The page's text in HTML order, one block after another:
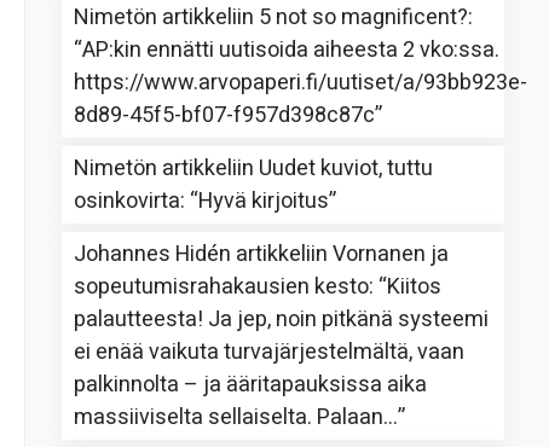
Nimetön artikkeliin 5 not so magnificent?:
“AP:kin ennätti uutisoida aiheesta 2 vko:ssa.
https://www.arvopaperi.fi/uutiset/a/93bb923e-
8d89-45f5-bf07-f957d398c87c”
Nimetön artikkeliin Uudet kuviot, tuttu
osinkovirta: “Hyvä kirjoitus”
Johannes Hidén artikkeliinVornanen ja
sopeutumisrahakausien kesto: “Kiitos
palautteesta! Ja jep, noin pitkänä systeemi
ei enää vaikuta turvajärjestelmältä, vaan
palkinnolta – ja ääritapauksissa aika
massiiviselta sellaiselta. Palaan…”